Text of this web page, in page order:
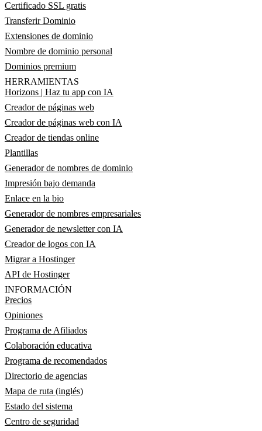
Certificado SSL gratis
Transferir Dominio
Extensiones de dominio
Nombre de dominio personal
Dominios premium
HERRAMIENTAS
Horizons | Haz tu app con IA
Creador de páginas web
Creador de páginas web con IA
Creador de tiendas online
Plantillas
Generador de nombres de dominio
Impresión bajo demanda
Enlace en la bio
Generador de nombres empresariales
Generador de newsletter con IA
Creador de logos con IA
Migrar a Hostinger
API de Hostinger
INFORMACIÓN
Precios
Opiniones
Programa de Afiliados
Colaboración educativa
Programa de recomendados
Directorio de agencias
Mapa de ruta (inglés)
Estado del sistema
Centro de seguridad